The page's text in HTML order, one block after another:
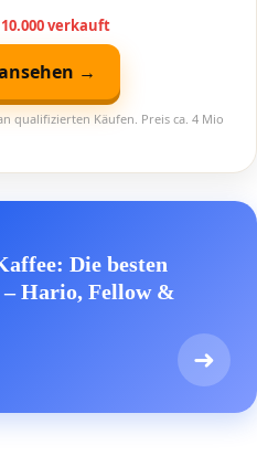
verkauft
→
qualifizierten Käufen. Preis ca. 4 Mio
Die besten
– Hario, Fellow &
➜